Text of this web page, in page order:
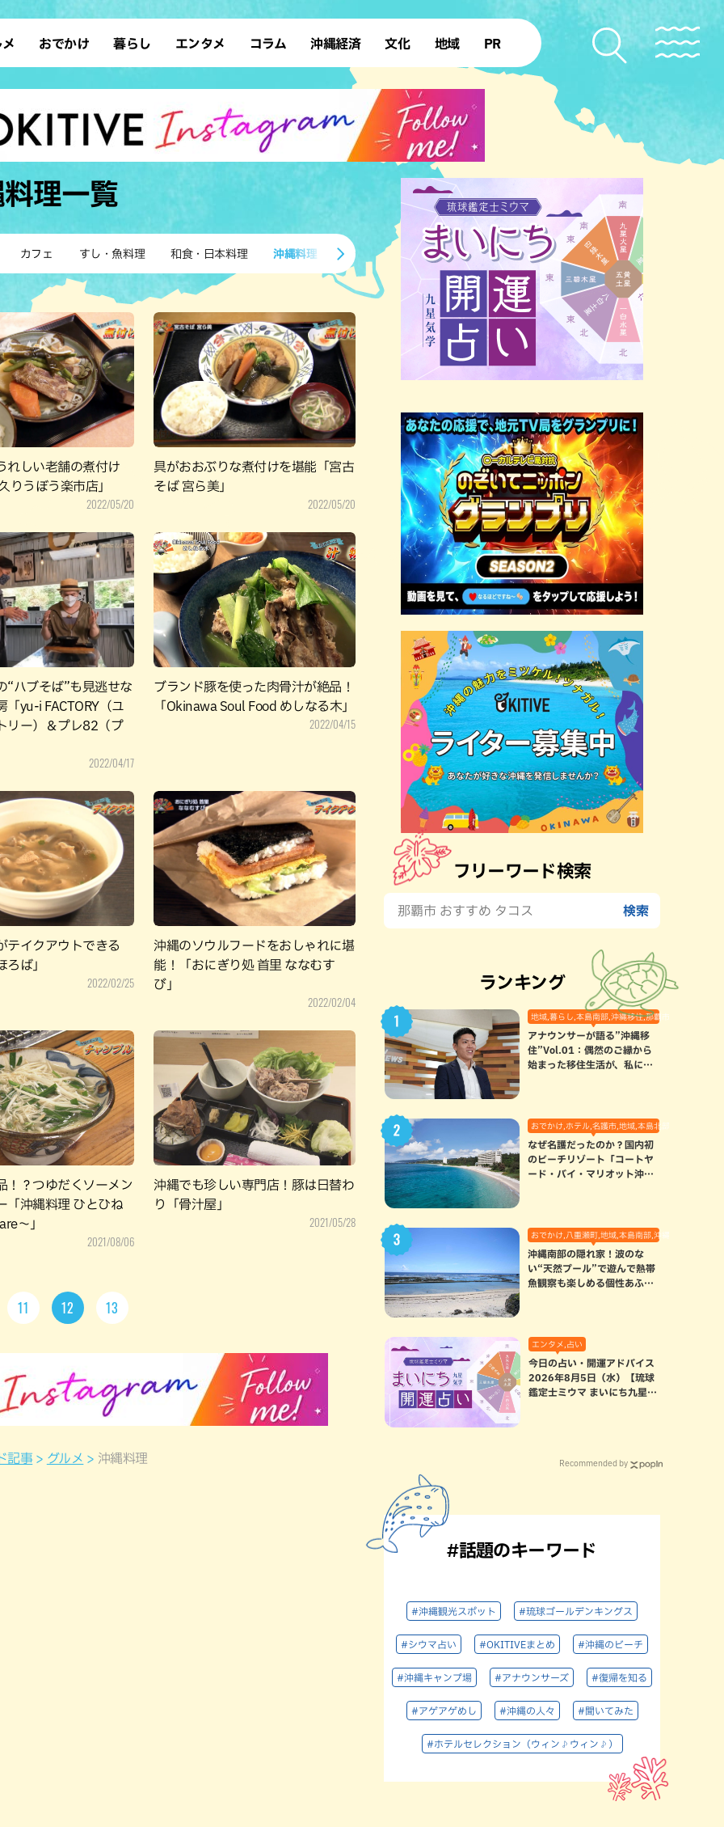
メ
ン 沖縄そば
ウト カフェ
料理 和食・日本料理
理 アジア・エスニック
・焼肉 焼鳥・串料理
肉料理 居酒屋・バー
イキング スイーツ
カレー
ガー タコス・タコライス
おでかけ
デート ドライブ
散歩 ソロ活
歴史
サウナ 公園
暮らし
レシピ SDGs
ファッション ローカルニュース
沖縄移住 沖縄旧暦行事
エンタメ
スポーツ 占い
タレント・芸人 テレビ
コラム 沖縄経済 文化
復帰50年
地域
本島北部
本島南部 先島諸島
北部離島
PR
理一覧
カフェ すし・魚料理 和食・日本料理 沖縄料理 アジア・エスニック 中華 イタリアン 洋食・西洋料理
れしい老舗の煮付け
りうぼう楽市店」
2022/05/20
具がおおぶりな煮付けを堪能「宮古
そば 宮ら美」
2022/05/20
“ハブそば”も見逃せな
「yu-i FACTORY（ユ
リー）＆プレ82（プ
2022/04/17
ブランド豚を使った肉骨汁が絶品！
「Okinawa Soul Food めしなる木」
2022/04/15
テイクアウトできる
ろば」
2022/02/25
沖縄のソウルフードをおしゃれに堪
能！「おにぎり処 首里 ななむす
び」
2022/02/04
！？つゆだくソーメン
「沖縄料理 ひとひね
～」
2021/08/06
沖縄でも珍しい専門店！豚は日替わ
り「骨汁屋」
2021/05/28
11 12 13
記事 グルメ 沖縄料理
フリーワード検索
ランキング
地域,暮らし,本島南部,沖縄移住,那覇市
アナウンサーが語る”沖縄移
住”Vol.01：偶然のご縁から
始まった移住生活が、私にと
おでかけ,ホテル,名護市,地域,本島北部
なぜ名護だったのか？国内初
のビーチリゾート「コートヤ
ード・バイ・マリオット沖縄
おでかけ,八重瀬町,地域,本島南部,沖縄の海,自然
沖縄南部の隠れ家！波のな
い“天然プール”で遊んで熱帯
魚観察も楽しめる個性あふれ
エンタメ,占い
今日の占い・開運アドバイス
2026年8月5日（水）【琉球
鑑定士ミウマ まいにち九星気
Recommended by
#話題のキーワード
#沖縄観光スポット #琉球ゴールデンキングス
#シウマ占い #OKITIVEまとめ #沖縄のビーチ
#沖縄キャンプ場 #アナウンサーズ #復帰を知る
#アゲアゲめし #沖縄の人々 #聞いてみた
#ホテルセレクション（ウィン♪ウィン♪）